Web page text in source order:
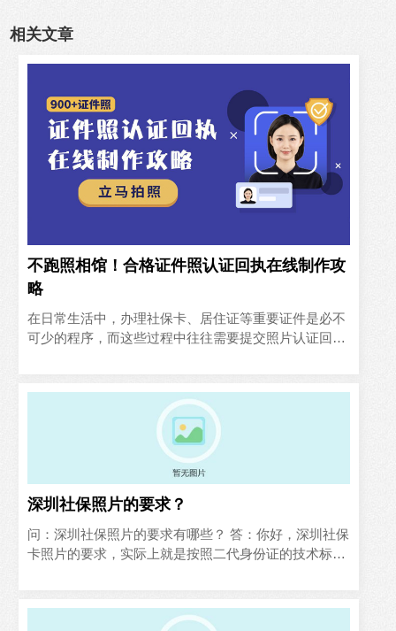
相关文章
不跑照相馆！合格证件照认证回执在线制作攻
略
在日常生活中，办理社保卡、居住证等重要证件是必不
可少的程序，而这些过程中往往需要提交照片认证回
深圳社保照片的要求？
问：深圳社保照片的要求有哪些？ 答：你好，深圳社保
卡照片的要求，实际上就是按照二代身份证的技术标准
办理...